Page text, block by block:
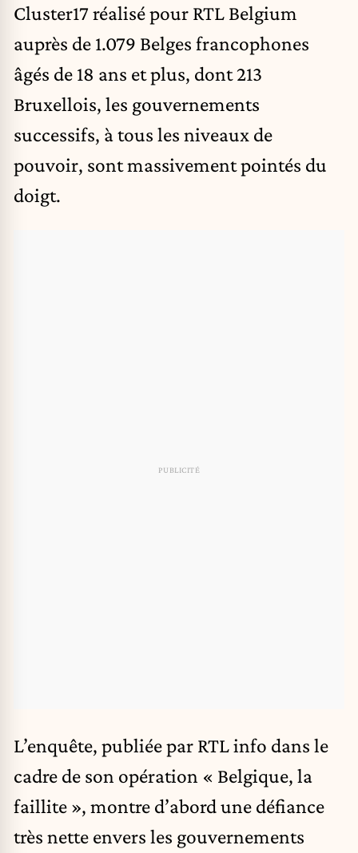
Cluster17 réalisé pour RTL Belgium
auprès de 1.079 Belges francophones
âgés de 18 ans et plus, dont 213
Bruxellois, les gouvernements
successifs, à tous les niveaux de
pouvoir, sont massivement pointés du
doigt.
L’enquête, publiée par RTL info dans le
cadre de son opération « Belgique, la
faillite », montre d’abord une défiance
très nette envers les gouvernements